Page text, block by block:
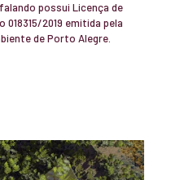
possui Licença de
2019 emitida pela
de Porto Alegre.